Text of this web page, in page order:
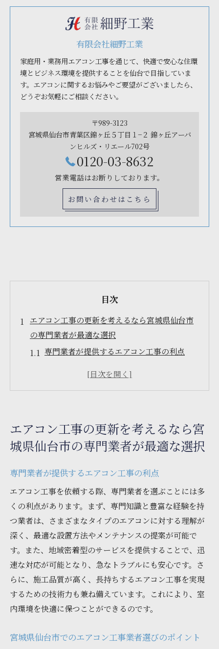
有限会社細野工業
家庭用・業務用エアコン工事を通じて、快適で安心な住環
境とビジネス環境を提供することを仙台で目指していま
す。エアコンに関するお悩みやご要望がございましたら、
どうぞお気軽にご相談ください。
〒989-3123
宮城県仙台市青葉区錦ヶ丘５丁目１−２ 錦ヶ丘アーバ
ンヒルズ・リエール702号
0120-03-8632
営業電話はお断りしております。
お問い合わせはこちら
目次
エアコン工事の更新を考えるなら宮城県仙台市
の専門業者が最適な選択
専門業者が提供するエアコン工事の利点
宮城県仙台市でのエアコン工事業者選びの
細野工業の技術力と信頼
エアコン工事の更新を通じた快適な生活空
エアコン工事の更新で失敗しないためのポイン
トを紹介
更新前に確認すべきエアコンの状態
最適な更新プランを選ぶ方法
失敗しない業者選びのチェックポイント
更新工事の際に注意すべき法律・規制
アフターサポートの充実度を確認する
宮城県仙台市でエアコン工事の更新を成功させ
地元での評判が高い業者を選ぶ理由
エアコン工事の更新を考えるなら宮
城県仙台市の専門業者が最適な選択
専門業者が提供するエアコン工事の利点
エアコン工事を依頼する際、専門業者を選ぶことには多
くの利点があります。まず、専門知識と豊富な経験を持
つ業者は、さまざまなタイプのエアコンに対する理解が
深く、最適な設置方法やメンテナンスの提案が可能で
す。また、地域密着型のサービスを提供することで、迅
速な対応が可能となり、急なトラブルにも安心です。さ
らに、施工品質が高く、長持ちするエアコン工事を実現
するための技術力も兼ね備えています。これにより、室
内環境を快適に保つことができるのです。
宮城県仙台市でのエアコン工事業者選びのポイント